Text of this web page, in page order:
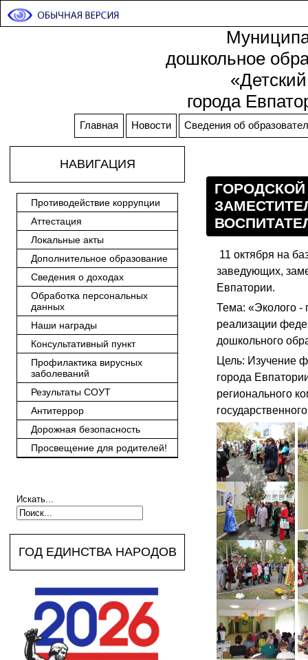
дошкольное
города
Главная Новости Сведения об
НАВИГАЦИЯ
Противодействие коррупции
Аттестация
Локальные акты
Дополнительное образование
Сведения о доходах
Обработка персональных
данных
Наши награды
Консультативный пункт
Профилактика вирусных
заболеваний
Результаты СОУТ
Антитеррор
Дорожная безопасность
Просвещение для родителей!
Искать...
ГОД ЕДИНСТВА НАРОДОВ
11 октября на
заведующих,
Евпатории.
Тема: «Эколого -
реализации
дошкольного
Цель: Изучение
города
регионального